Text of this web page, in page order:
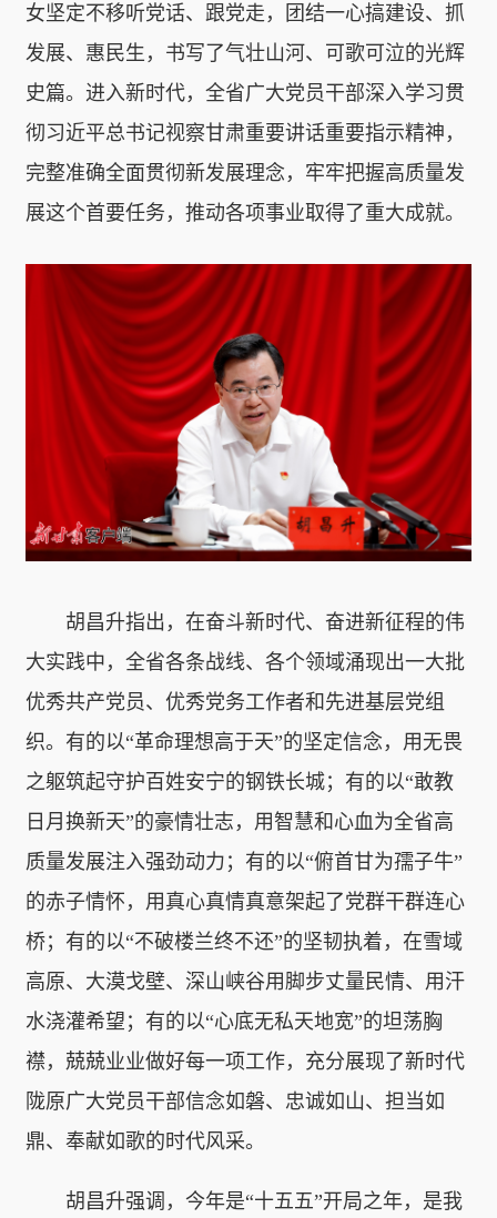
女坚定不移听党话、跟党走，团结一心搞建设、抓
发展、惠民生，书写了气壮山河、可歌可泣的光辉
史篇。进入新时代，全省广大党员干部深入学习贯
彻习近平总书记视察甘肃重要讲话重要指示精神，
完整准确全面贯彻新发展理念，牢牢把握高质量发
展这个首要任务，推动各项事业取得了重大成就。
胡昌升指出，在奋斗新时代、奋进新征程的伟
大实践中，全省各条战线、各个领域涌现出一大批
优秀共产党员、优秀党务工作者和先进基层党组
织。有的以“革命理想高于天”的坚定信念，用无畏
之躯筑起守护百姓安宁的钢铁长城；有的以“敢教
日月换新天”的豪情壮志，用智慧和心血为全省高
质量发展注入强劲动力；有的以“俯首甘为孺子牛”
的赤子情怀，用真心真情真意架起了党群干群连心
桥；有的以“不破楼兰终不还”的坚韧执着，在雪域
高原、大漠戈壁、深山峡谷用脚步丈量民情、用汗
水浇灌希望；有的以“心底无私天地宽”的坦荡胸
襟，兢兢业业做好每一项工作，充分展现了新时代
陇原广大党员干部信念如磐、忠诚如山、担当如
鼎、奉献如歌的时代风采。
胡昌升强调，今年是“十五五”开局之年，是我